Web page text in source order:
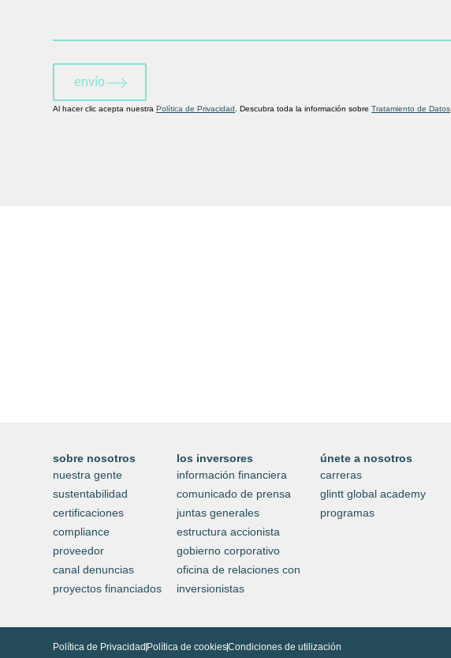
envío
Al hacer clic acepta nuestraPolítica de Privacidad . Descubra toda la información sobreTratamiento de Datos
sobre nosotros
nuestra gente
sustentabilidad
certificaciones
compliance
proveedor
canal denuncias
proyectos financiados
los inversores
información financiera
comunicado de prensa
juntas generales
estructura accionista
gobierno corporativo
oficina de relaciones con
inversionistas
únete a nosotros
carreras
glintt global academy
programas
Política de Privacidad Política de cookiesCondiciones de utilización